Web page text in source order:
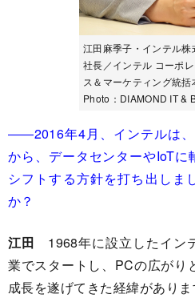
江田麻季子・インテル
社長／インテル コーポ
ス＆マーケティング統括
Photo：DIAMOND IT &
――2016年4月、インテルは
から、データセンターやIoTに
シフトする方針を打ち出しま
か？
江田 1968年に設立したイン
業でスタートし、PCの広がり
成長を遂げてきた経緯があり